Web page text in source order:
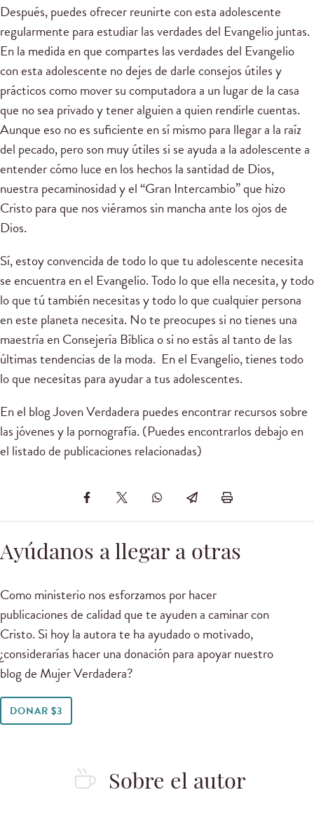
Después, puedes ofrecer reunirte con esta adolescente
regularmente para estudiar las verdades del Evangelio juntas.
En la medida en que compartes las verdades del Evangelio
con esta adolescente no dejes de darle consejos útiles y
prácticos como mover su computadora a un lugar de la casa
que no sea privado y tener alguien a quien rendirle cuentas.
Aunque eso no es suficiente en sí mismo para llegar a la raíz
del pecado, pero son muy útiles si se ayuda a la adolescente a
entender cómo luce en los hechos la santidad de Dios,
nuestra pecaminosidad y el “Gran Intercambio” que hizo
Cristo para que nos viéramos sin mancha ante los ojos de
Dios.
Sí, estoy convencida de todo lo que tu adolescente necesita
se encuentra en el Evangelio. Todo lo que ella necesita, y todo
lo que tú también necesitas y todo lo que cualquier persona
en este planeta necesita. No te preocupes si no tienes una
maestría en Consejería Bíblica o si no estás al tanto de las
últimas tendencias de la moda. En el Evangelio, tienes todo
lo que necesitas para ayudar a tus adolescentes.
En el blog Joven Verdadera puedes encontrar recursos sobre
las jóvenes y la pornografía. (Puedes encontrarlos debajo en
el listado de publicaciones relacionadas)
Ayúdanos a llegar a otras
Como ministerio nos esforzamos por hacer
publicaciones de calidad que te ayuden a caminar con
Cristo. Si hoy la autora te ha ayudado o motivado,
¿considerarías hacer una donación para apoyar nuestro
blog de Mujer Verdadera?
DONAR $3
Sobre el autor